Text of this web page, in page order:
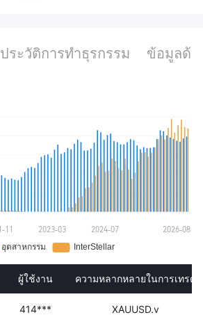
ประวัติการทำธุรกรรม ข้อมูลด้า
ผู้ใช้งาน ความหลากหลายในการเทรด
414*** XAUUSD.v